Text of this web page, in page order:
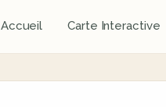
Accueil Carte Interactive